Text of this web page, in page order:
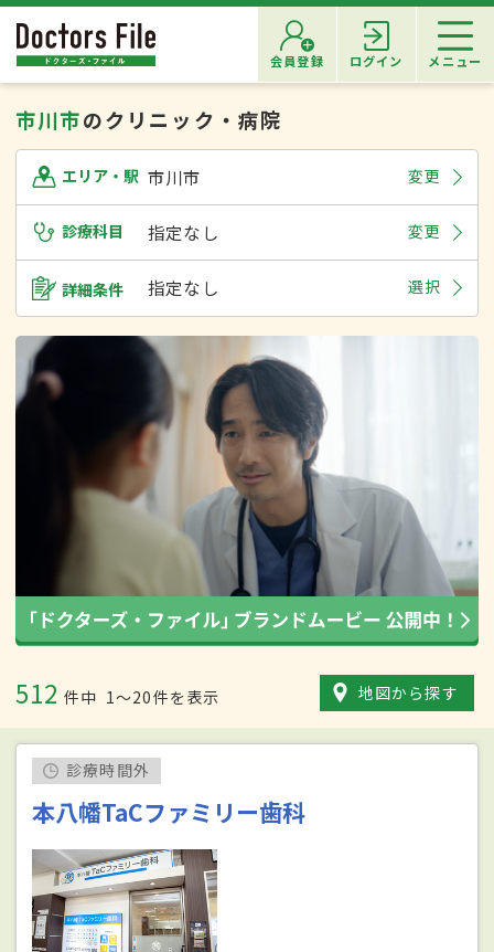
会員登録 ログイン メニュー
市川市のクリニック・病院
エリア・駅 市川市 変更
診療科目 指定なし 変更
詳細条件 指定なし 選択
512 件中 1〜20件を表示 地図から探す
診療時間外
本八幡TaCファミリー歯科